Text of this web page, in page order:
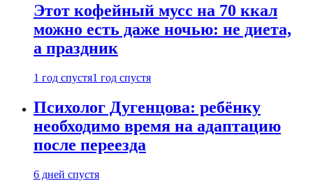
Этот кофейный мусс на 70 ккал
можно есть даже ночью: не диета,
а праздник
1 год спустя1 год спустя
Психолог Дугенцова: ребёнку
необходимо время на адаптацию
после переезда
6 дней спустя